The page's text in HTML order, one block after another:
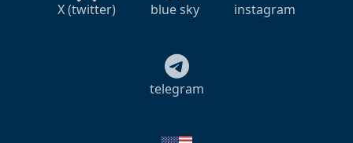
X (twitter) blue sky instagram
telegram